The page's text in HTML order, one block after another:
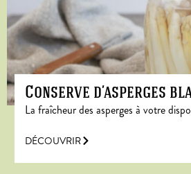
Conserve d’asperges
La fraîcheur des asperges à votre
DÉCOUVRIR